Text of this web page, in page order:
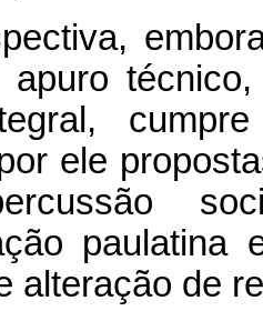
ele
alteração de